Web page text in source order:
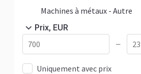
Machines à métaux - Autre
Prix, EUR
—
Uniquement avec prix